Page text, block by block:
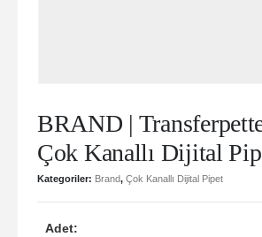
BRAND |
Çok Kanallı Dijital
Kategoriler: Brand, Çok Kanallı Dijital Pipet
Adet: